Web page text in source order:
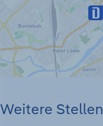
Weitere Stellen